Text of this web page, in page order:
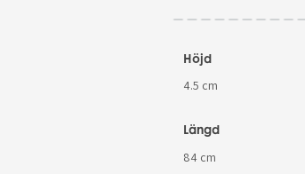
Höjd
4.5 cm
Längd
84 cm